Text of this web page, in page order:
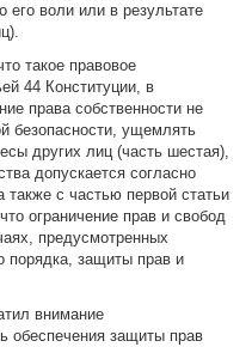
его воли или в результате
такое правовое
44 Конституции, в
права собственности не
безопасности, ущемлять
других лиц (часть шестая),
допускается согласно
также с частью первой статьи
ограничение прав и свобод
предусмотренных
порядка, защиты прав и
внимание
обеспечения защиты прав